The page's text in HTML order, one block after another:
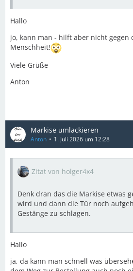
Hallo
jo, kann man - hilft aber nicht gegen
Menschheit!
Viele Grüße
Anton
Markise umlackieren
Anton 1. Juli 2026 um 12:28
Zitat von holger4x4
Denk dran das die Markise etwas
wird und dann die Tür noch
Gestänge zu schlagen.
Hallo
ja, da kann man schnell was